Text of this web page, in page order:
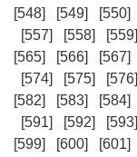
[548]
[549] [550]
[557]
[558] [559]
[565]
[566] [567]
[574]
[575] [576]
[582]
[583] [584]
[591]
[592] [593]
[599]
[600] [601]